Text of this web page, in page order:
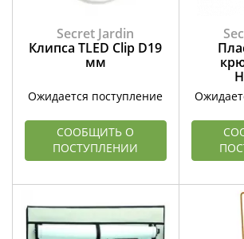
Secret Jardin
Клипса TLED Clip D19
мм
Ожидается поступление
СООБЩИТЬ О
ПОСТУПЛЕНИИ